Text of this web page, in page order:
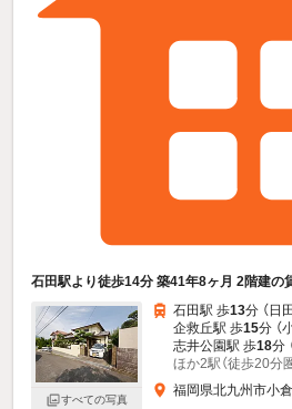
石田駅より徒歩14分 築41年8ヶ月 2階建の
すべての写真
石田駅 歩13分 （日
企救丘駅 歩15分 （
志井公園駅 歩18分
ほか2駅（徒歩20分
福岡県北九州市小